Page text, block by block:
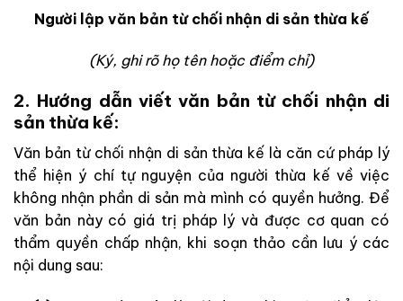
Người lập văn bản từ chối nhận di sản thừa kế
(Ký, ghi rõ họ tên hoặc điểm chỉ)
2. Hướng dẫn viết văn bản từ chối nhận di
sản thừa kế:
Văn bản từ chối nhận di sản thừa kế là căn cứ pháp lý
thể hiện ý chí tự nguyện của người thừa kế về việc
không nhận phần di sản mà mình có quyền hưởng. Để
văn bản này có giá trị pháp lý và được cơ quan có
thẩm quyền chấp nhận, khi soạn thảo cần lưu ý các
nội dung sau: